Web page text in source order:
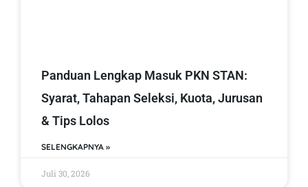
Panduan Lengkap Masuk PKN STAN:
Syarat, Tahapan Seleksi, Kuota, Jurusan
& Tips Lolos
SELENGKAPNYA »
Juli 30, 2026